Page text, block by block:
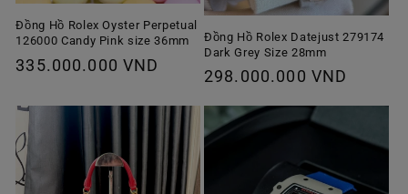
Đồng Hồ Rolex Oyster Perpetual
126000 Candy Pink size 36mm
Giá
thường
335.000.000 VND
Đồng Hồ Rolex Datejust 279174
Dark Grey Size 28mm
Giá
thường
298.000.000 VND